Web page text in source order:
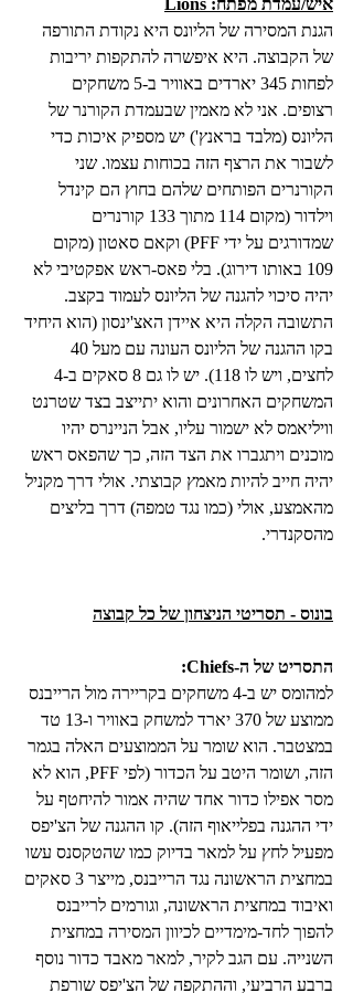
איש/עמדת מפתח: Lions
הגנת המסירה של הליונס היא נקודת התורפה
של הקבוצה. היא איפשרה להתקפות יריבות
לפחות 345 יארדים באוויר ב-5 משחקים
רצופים. אני לא מאמין שבעמדת הקורנר של
הליונס (מלבד בראנץ') יש מספיק איכות כדי
לשבור את הרצף הזה בכוחות עצמו. שני
הקורנרים הפותחים שלהם בחוץ הם קינדל
וילדור (מקום 114 מתוך 133 קורנרים
שמדורגים על ידי PFF) וקאם סאטון (מקום
109 באותו דירוג). בלי פאס-ראש אפקטיבי לא
יהיה סיכוי להגנה של הליונס לעמוד בקצב.
התשובה הקלה היא איידן האצ'ינסון (הוא היחיד
המשחקים האחרונים והוא יתייצב בצד שטרנט
וויליאמס לא ישמור עליו, אבל הניינרס יהיו
מוכנים ויתגברו את הצד הזה, כך שהפאס ראש
יהיה חייב להיות מאמץ קבוצתי. אולי דרך מקניל
מהאמצע, אולי (כמו נגד טמפה) דרך בליצים
מהסקנדרי.
בונוס - תסריטי הניצחון של כל קבוצה
התסריט של ה-Chiefs:
למהומס יש ב-4 משחקים בקריירה מול הרייבנס
ממוצע של 370 יארד למשחק באוויר ו-13 טד
במצטבר. הוא שומר על הממוצעים האלה בגמר
הזה, ושומר היטב על הכדור (לפי PFF, הוא לא
מסר אפילו כדור אחד שהיה אמור להיחטף על
ידי ההגנה בפלייאוף הזה). קו ההגנה של הצ'יפס
מפעיל לחץ על למאר בדיוק כמו שהטקסנס עשו
במחצית הראשונה נגד הרייבנס, מייצר 3 סאקים
ואיבוד במחצית הראשונה, וגורמים לרייבנס
להפוך לחד-מימדיים לכיוון המסירה במחצית
השנייה. עם הגב לקיר, למאר מאבד כדור נוסף
ברבע הרביעי, וההתקפה של הצ'יפס שורפת